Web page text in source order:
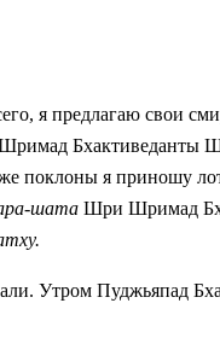
я предлагаю свои
Бхактиведанты
поклоны я приношу
шата Шри Шримад
Утром Пуджьяпад